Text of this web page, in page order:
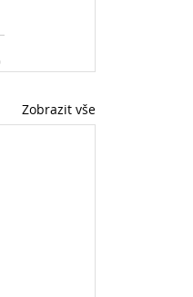
Zobrazit vše